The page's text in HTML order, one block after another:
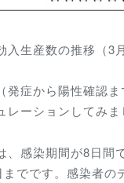
入生産数の推移（3
症から陽性確認
レーションしてみ
感染期間が8日間
までです。感染者